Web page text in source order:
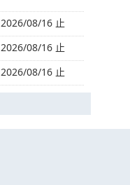
2026/08/16 止
2026/08/16 止
2026/08/16 止